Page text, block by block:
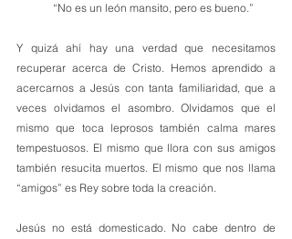
“No es un león mansito, pero es bueno.”
Y quizá ahí hay una verdad que necesitamos
recuperar acerca de Cristo. Hemos aprendido a
acercarnos a Jesús con tanta familiaridad, que a
veces olvidamos el asombro. Olvidamos que el
mismo que toca leprosos también calma mares
tempestuosos. El mismo que llora con sus amigos
también resucita muertos. El mismo que nos llama
“amigos” es Rey sobre toda la creación.
Jesús no está domesticado. No cabe dentro de